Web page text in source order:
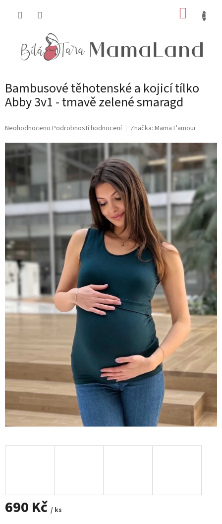
Bambusové těhotenské a kojicí tílko
Abby 3v1 - tmavě zelené smaragd
Průměrné
produktu
je
5
hvězdiček.
Neohodnoceno Podrobnosti hodnocení Značka: Mama L'amour
690 Kč / ks